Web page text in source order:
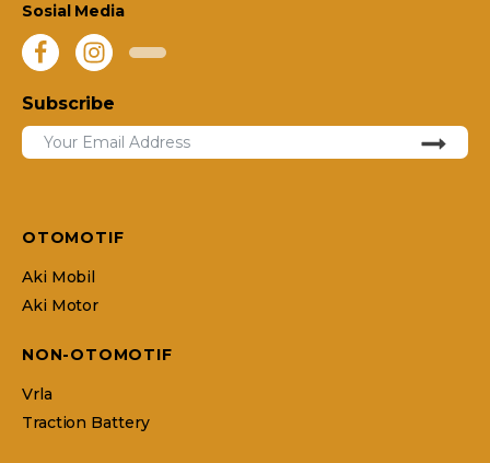
Sosial Media
Subscribe
OTOMOTIF
Aki Mobil
Aki Motor
NON-OTOMOTIF
Vrla
Traction Battery